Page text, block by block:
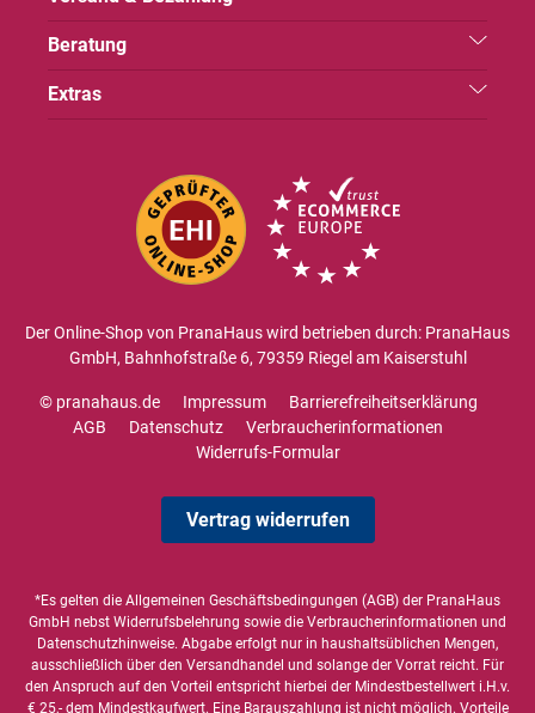
Beratung
Extras
Der Online-Shop von PranaHaus wird betrieben durch: PranaHaus
GmbH, Bahnhofstraße 6, 79359 Riegel am Kaiserstuhl
© pranahaus.de Impressum
Barrierefreiheitserklärung
AGB
Datenschutz
Verbraucherinformationen
Widerrufs-Formular
Vertrag widerrufen
*Es gelten die Allgemeinen Geschäftsbedingungen (AGB) der PranaHaus
GmbH nebst Widerrufsbelehrung sowie die Verbraucherinformationen und
Datenschutzhinweise. Abgabe erfolgt nur in haushaltsüblichen Mengen,
ausschließlich über den Versandhandel und solange der Vorrat reicht. Für
den Anspruch auf den Vorteil entspricht hierbei der Mindestbestellwert i.H.v.
€ 25,- dem Mindestkaufwert. Eine Barauszahlung ist nicht möglich. Vorteile